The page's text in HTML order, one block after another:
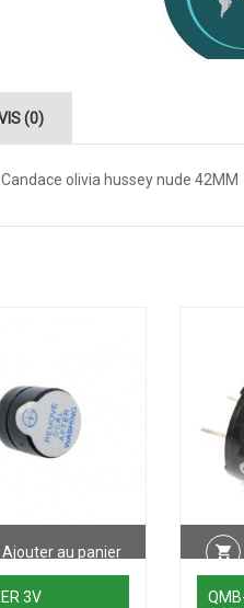
(0)
Candace olivia hussey nude 42MM
Ajouter au panier
3V